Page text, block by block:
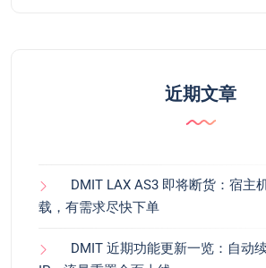
近期文章
DMIT LAX AS3 即将断货：宿主
载，有需求尽快下单
DMIT 近期功能更新一览：自动